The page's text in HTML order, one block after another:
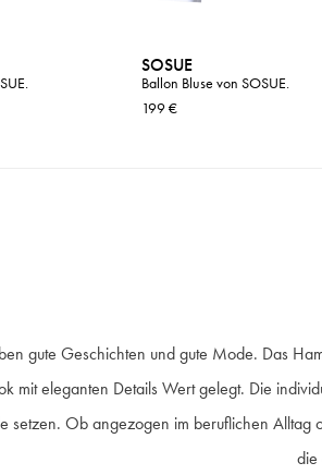
SOSUE
Ballon Bluse von SOSUE.
199 €
gute Geschichten und gute Mode. Das
mit eleganten Details Wert gelegt. Die
setzen. Ob angezogen im beruflichen Alltag
die